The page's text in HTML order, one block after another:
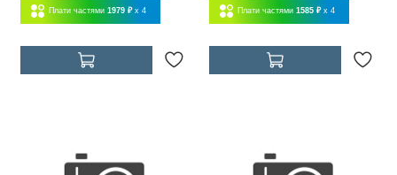
Плати частями 1979 ₽ x 4 Плати частями 1585 ₽ x 4